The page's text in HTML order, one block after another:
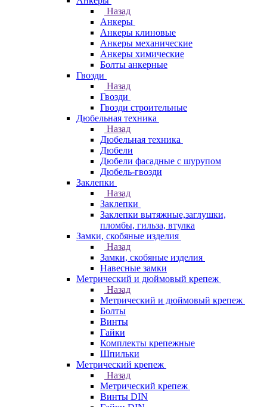
Назад
Анкеры
Анкеры клиновые
Анкеры механические
Анкеры химические
Болты анкерные
Гвозди
Назад
Гвозди
Гвозди строительные
Дюбельная техника
Назад
Дюбельная техника
Дюбели
Дюбели фасадные с шурупом
Дюбель-гвозди
Заклепки
Назад
Заклепки
Заклепки вытяжные,заглушки,
пломбы, гильза, втулка
Замки, скобяные изделия
Назад
Замки, скобяные изделия
Навесные замки
Метрический и дюймовый крепеж
Назад
Метрический и дюймовый крепеж
Болты
Винты
Гайки
Комплекты крепежные
Шпильки
Метрический крепеж
Назад
Метрический крепеж
Винты DIN